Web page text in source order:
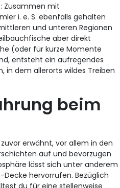
Zusammen mit
i. e. S. ebenfalls gehalten
und unteren Regionen
aber direkt
(oder für kurze Momente
entsteht ein aufregendes
in dem allerorts wildes Treiben
beim
erwähnt, vor allem in den
auf und bevorzugen
lässt sich unter anderem
hervorrufen. Bezüglich
du für eine stellenweise